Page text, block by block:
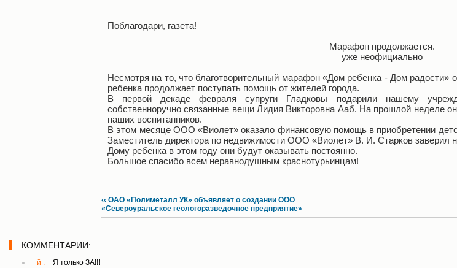
Поблагодари, газета!
Марафон продолжается.
уже неофициально
Несмотря на то, что благотворительный марафон «Дом ребенка - Дом радости»
ребенка продолжает поступать помощь от жителей города.
В первой декаде февраля супруги Гладковы подарили нашему
собственноручно связанные вещи Лидия Викторовна Ааб. На прошлой неделе
наших воспитанников.
В этом месяце ООО «Виолет» оказало финансовую помощь в приобретении
Заместитель директора по недвижимости ООО «Виолет» В. И. Старков заверил
Дому ребенка в этом году они будут оказывать постоянно.
Большое спасибо всем неравнодушным краснотурьинцам!
‹‹ ОАО «Полиметалл УК» объявляет о создании ООО
«Североуральское геологоразведочное предприятие»
КОММЕНТАРИИ:
й : Я только ЗА!!!